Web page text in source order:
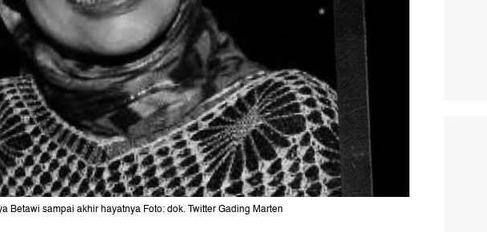
Betawi sampai akhir hayatnya Foto: dok. Twitter Gading Marten